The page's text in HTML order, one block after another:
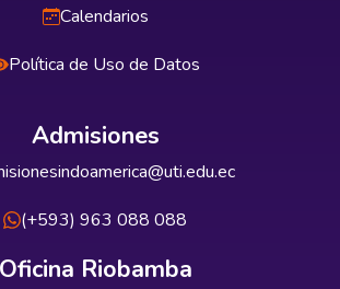
Calendarios
Política de Uso de Datos
Admisiones
(+593) 963 088 088
Oficina Riobamba